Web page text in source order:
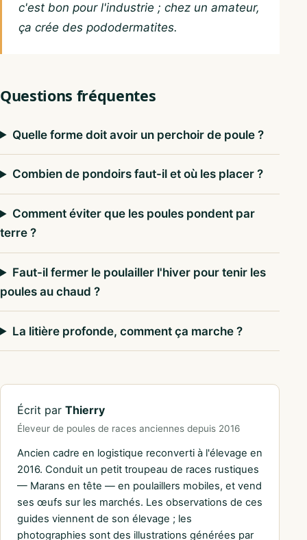
c'est bon pour l'industrie ; chez un amateur,
ça crée des pododermatites.
Questions fréquentes
Quelle forme doit avoir un perchoir de poule ?
Combien de pondoirs faut-il et où les placer ?
Comment éviter que les poules pondent par
terre ?
Faut-il fermer le poulailler l'hiver pour tenir les
poules au chaud ?
La litière profonde, comment ça marche ?
Écrit par Thierry
Éleveur de poules de races anciennes depuis 2016
Ancien cadre en logistique reconverti à l'élevage en
2016. Conduit un petit troupeau de races rustiques
— Marans en tête — en poulaillers mobiles, et vend
ses œufs sur les marchés. Les observations de ces
guides viennent de son élevage ; les
photographies sont des illustrations générées par